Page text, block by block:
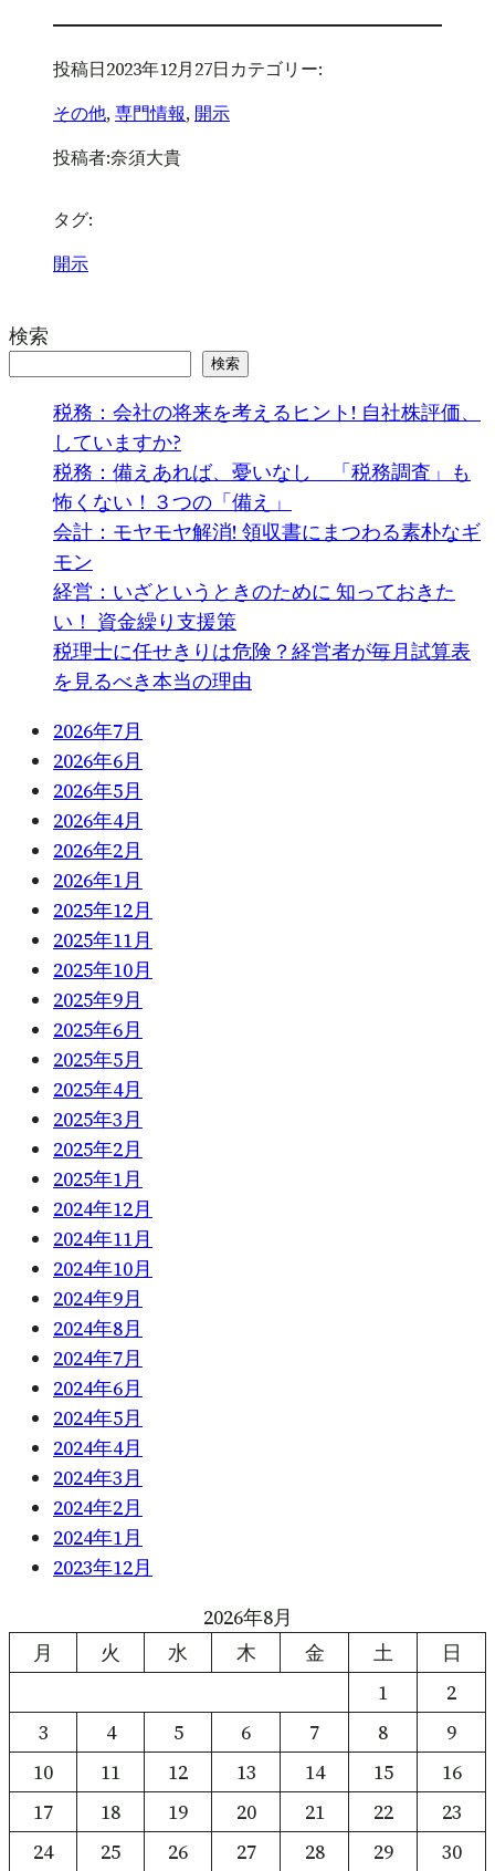
投稿日2023年12月27日カテゴリー:
その他, 専門情報, 開示
投稿者:奈須大貴
タグ:
開示
検索
検索
税務：会社の将来を考えるヒント! 自社株評価、
していますか?
税務：備えあれば、憂いなし 「税務調査」も
怖くない！３つの「備え」
会計：モヤモヤ解消! 領収書にまつわる素朴なギ
モン
経営：いざというときのために 知っておきた
い！ 資金繰り支援策
税理士に任せきりは危険？経営者が毎月試算表
を見るべき本当の理由
2026年7月
2026年6月
2026年5月
2026年4月
2026年2月
2026年1月
2025年12月
2025年11月
2025年10月
2025年9月
2025年6月
2025年5月
2025年4月
2025年3月
2025年2月
2025年1月
2024年12月
2024年11月
2024年10月
2024年9月
2024年8月
2024年7月
2024年6月
2024年5月
2024年4月
2024年3月
2024年2月
2024年1月
2023年12月
2026年8月
月
火 水 木 金 土
日
1
2
3
4 5 6 7 8
9
10
11 12 13 14 15
16
17
18 19 20 21 22
23
24
25 26 27 28 29 30